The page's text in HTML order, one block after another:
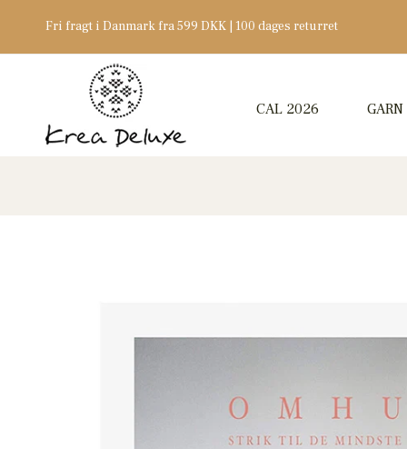
Fri fragt i Danmark fra 599 DKK | 100 dages returret
CAL 2026 GARN